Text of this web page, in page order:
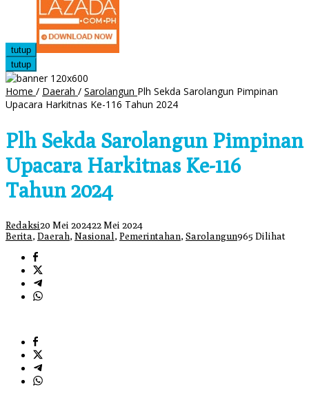
tutup
tutup
Home / Daerah / Sarolangun Plh Sekda Sarolangun Pimpinan
Upacara Harkitnas Ke-116 Tahun 2024
Plh Sekda Sarolangun Pimpinan
Upacara Harkitnas Ke-116
Tahun 2024
Redaksi20 Mei 202422 Mei 2024
Berita, Daerah, Nasional , Pemerintahan, Sarolangun965 Dilihat